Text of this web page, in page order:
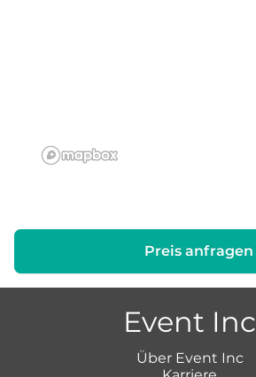
Preis anfragen
Event Inc
Über Event Inc